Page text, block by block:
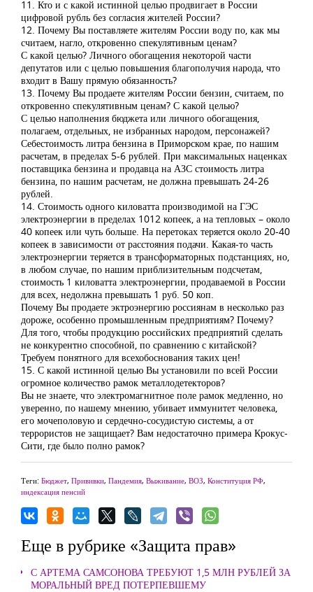
11. Кто и с какой истинной целью продвигает в России
цифровой рубль без согласия жителей России?
12. Почему Вы поставляете жителям России воду по, как мы
считаем, нагло, откровенно спекулятивным ценам?
С какой целью? Личного обогащения некоторой части
депутатов или с целью повышения благополучия народа, что
входит в Вашу прямую обязанность?
13. Почему Вы продаете жителям России бензин, считаем, по
откровенно спекулятивным ценам? С какой целью?
С целью наполнения бюджета или личного обогащения,
полагаем, отдельных, не избранных народом, персонажей?
Себестоимость литра бензина в Приморском крае, по нашим
расчетам, в пределах 5-6 рублей. При максимальных наценках
поставщика бензина и продавца на АЗС стоимость литра
бензина, по нашим расчетам, не должна превышать 24-26
рублей.
14. Стоимость одного киловатта производимой на ГЭС
электроэнергии в пределах 1012 копеек, а на тепловых – около
40 копеек или чуть больше. На перетоках теряется около 20-40
копеек в зависимости от расстояния подачи. Какая-то часть
электроэнергии теряется в трансформаторных подстанциях, но,
в любом случае, по нашим приблизительным подсчетам,
стоимость 1 киловатта электроэнергии, продаваемой в России
для всех, недолжна превышать 1 руб. 50 коп.
Почему Вы продаете эктроэнергию россиянам в несколько раз
дороже, особенно промышленным предприятиям? Почему?
Для того, чтобы продукцию российских предприятий сделать
не конкурентно способной, по сравнению с китайской?
Требуем понятного для всехобоснования таких цен!
15. С какой истинной целью Вы установили по всей России
огромное количество рамок металлодетекторов?
Вы не знаете, что электромагнитное поле рамок медленно, но
уверенно, по нашему мнению, убивает иммунитет человека,
его мочеполовую и сердечно-сосудистую системы, а от
террористов не защищает? Вам недостаточно примера Крокус-
Сити, где было полно рамок?
Теги: Бюджет, Прививки, Пандемия, Выживание, ВОЗ, Конституция РФ,
индексация пенсий
Еще в рубрике «Защита прав»
С АРТЕМА САМСОНОВА ТРЕБУЮТ 1,5 МЛН РУБЛЕЙ ЗА
МОРАЛЬНЫЙ ВРЕД ПОТЕРПЕВШЕМУ